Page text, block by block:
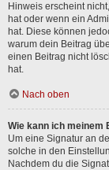
Hinweis erscheint
hat oder wenn ein
hat. Diese können
warum dein Beitrag
einen Beitrag nicht
hat.
Nach oben
Wie kann ich meinem
Um eine Signatur an
solche in den
Nachdem du die